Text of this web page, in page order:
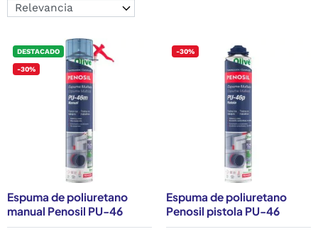
DESTACADO
-30%
Espuma de poliuretano
manual Penosil PU-46
-30%
Espuma de poliuretano
Penosil pistola PU-46